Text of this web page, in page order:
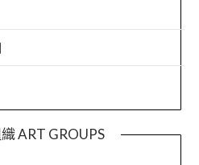
ART GROUPS